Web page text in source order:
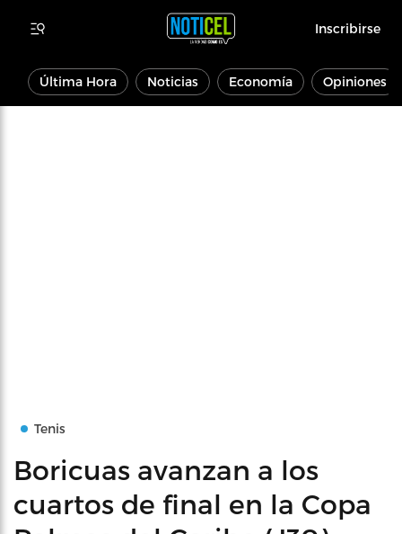
Inscribirse
Última Hora Noticias Economía Opiniones
Tenis
Boricuas avanzan a los
cuartos de final en la Copa